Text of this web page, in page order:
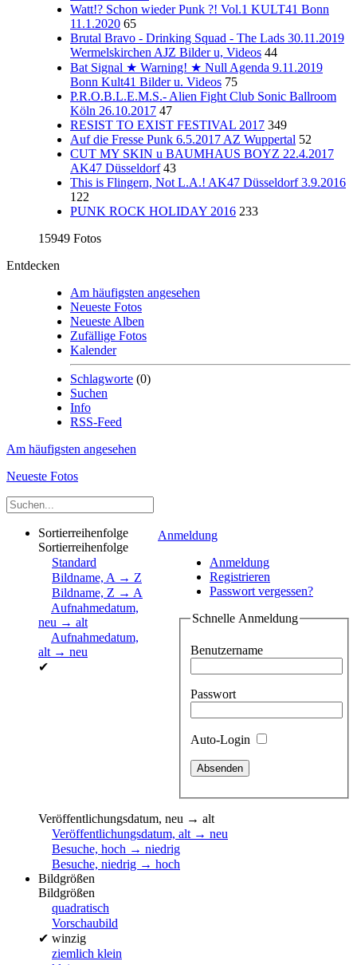
Watt!? Schon wieder Punk ?! Vol.1 KULT41 Bonn
11.1.2020 65
Brutal Bravo - Drinking Squad - The Lads 30.11.2019
Wermelskirchen AJZ Bilder u, Videos 44
Bat Signal ★ Warning! ★ Null Agenda 9.11.2019
Bonn Kult41 Bilder u. Videos 75
P.R.O.B.L.E.M.S.- Alien Fight Club Sonic Ballroom
Köln 26.10.2017 47
RESIST TO EXIST FESTIVAL 2017 349
Auf die Fresse Punk 6.5.2017 AZ Wuppertal 52
CUT MY SKIN u BAUMHAUS BOYZ 22.4.2017
AK47 Düsseldorf 43
This is Flingern, Not L.A.! AK47 Düsseldorf 3.9.2016
122
PUNK ROCK HOLIDAY 2016 233
15949 Fotos
Entdecken
Am häufigsten angesehen
Neueste Fotos
Neueste Alben
Zufällige Fotos
Kalender
Schlagworte (0)
Suchen
Info
RSS-Feed
Am häufigsten angesehen
Neueste Fotos
Anmeldung
Anmeldung
Registrieren
Passwort vergessen?
Schnelle Anmeldung
Benutzername
Passwort
Auto-Login
Sortierreihenfolge
Sortierreihenfolge
Standard
Bildname, A → Z
Bildname, Z → A
Aufnahmedatum,
neu → alt
Aufnahmedatum,
alt → neu
✔
Veröffentlichungsdatum, neu → alt
Veröffentlichungsdatum, alt → neu
Besuche, hoch → niedrig
Besuche, niedrig → hoch
Bildgrößen
Bildgrößen
quadratisch
Vorschaubild
✔ winzig
ziemlich klein